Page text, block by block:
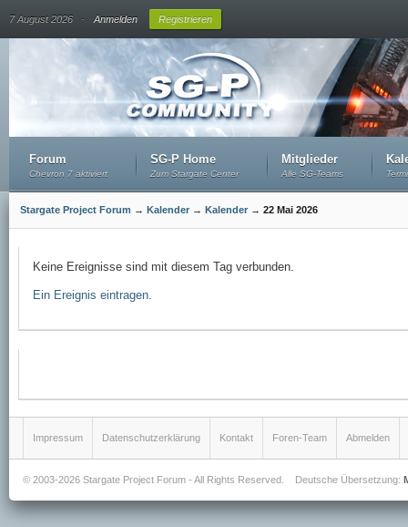
7 August 2026 . Anmelden Registrieren
Forum
Chevron 7 aktiviert
SG-P Home
Zum Stargate Center
Mitglieder
Alle SG-Teams
Stargate Project Forum → Kalender → Kalender → 22 Mai 2026
Keine Ereignisse sind mit diesem Tag verbunden.
Ein Ereignis eintragen.
Impressum Datenschutzerklärung Kontakt Foren-Team Abmelden
© 2003-2026 Stargate Project Forum - All Rights Reserved. Deutsche Übersetzung: